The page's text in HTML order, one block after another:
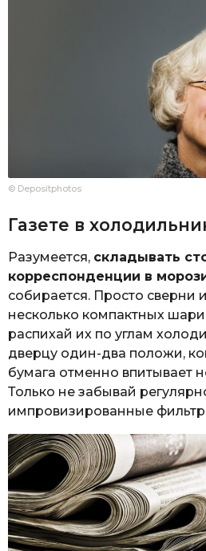
© Depositphotos
Газете в
Разумеется, складывать
корреспонденции в
собирается. Просто сверни
несколько компактных
распихай их по углам
дверцу один-два положи,
бумага отменно впитывает
Только не забывай
импровизированные